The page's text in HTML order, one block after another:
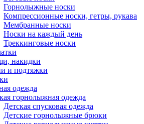
Горнолыжные носки
Компрессионные носки, гетры, рукава
Мембранные носки
Носки на каждый день
Треккинговые носки
накидки
и подтяжки
одежда
горнолыжная одежда
Детская спусковая одежда
Детские горнолыжные брюки